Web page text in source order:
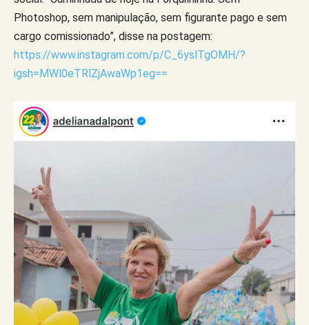
Photoshop, sem manipulação, sem figurante pago e sem
cargo comissionado”, disse na postagem:
https://www.instagram.com/p/C_6yslTgOMH/?
igsh=MWl0eTRlZjAwaWp1eg==